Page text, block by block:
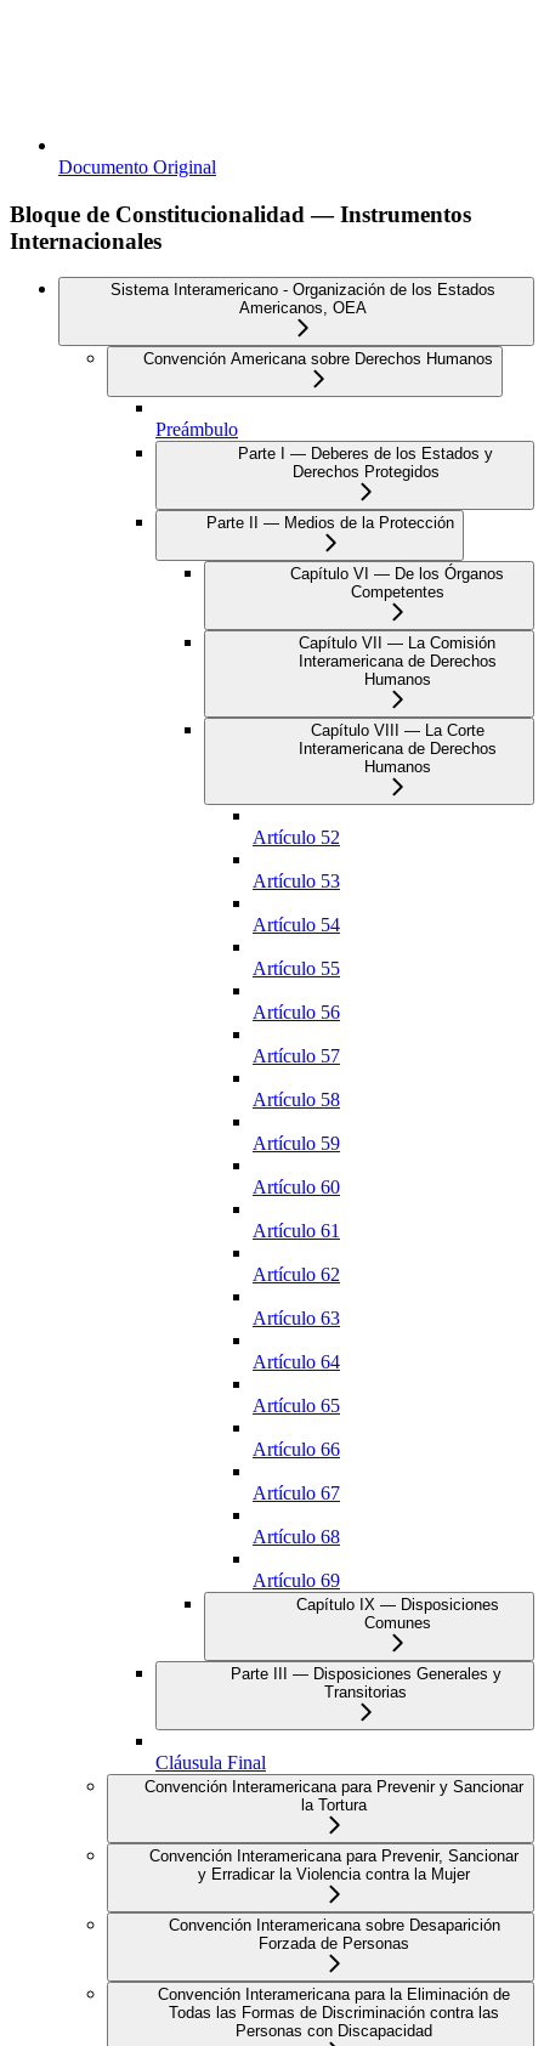
Documento Original
Bloque de Constitucionalidad — Instrumentos
Internacionales
Sistema Interamericano - Organización de los Estados
Americanos, OEA
Convención Americana sobre Derechos Humanos
Preámbulo
Parte I — Deberes de los Estados y
Derechos Protegidos
Parte II — Medios de la Protección
Capítulo VI — De los Órganos
Competentes
Capítulo VII — La Comisión
Interamericana de Derechos
Humanos
Capítulo VIII — La Corte
Interamericana de Derechos
Humanos
Artículo 52
Artículo 53
Artículo 54
Artículo 55
Artículo 56
Artículo 57
Artículo 58
Artículo 59
Artículo 60
Artículo 61
Artículo 62
Artículo 63
Artículo 64
Artículo 65
Artículo 66
Artículo 67
Artículo 68
Artículo 69
Capítulo IX — Disposiciones
Comunes
Parte III — Disposiciones Generales y
Transitorias
Cláusula Final
Convención Interamericana para Prevenir y Sancionar
la Tortura
Convención Interamericana para Prevenir, Sancionar
y Erradicar la Violencia contra la Mujer
Convención Interamericana sobre Desaparición
Forzada de Personas
Convención Interamericana para la Eliminación de
Todas las Formas de Discriminación contra las
Personas con Discapacidad